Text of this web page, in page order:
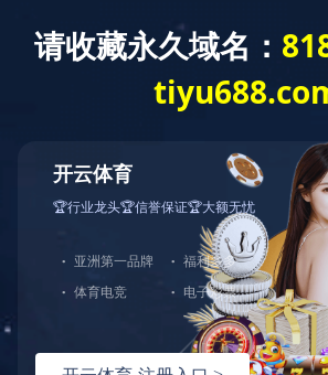
西安十佳农业产业化
发布时间：2019-09-19 作者：